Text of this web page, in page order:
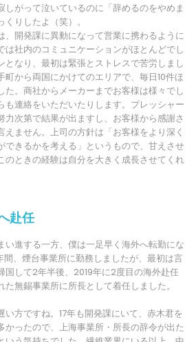
しがって泣いているのに「辞めるのをやめま
りしたよ（笑）。
、開発課に異動になって営業に携わるように
は社内のコミュニケーションがほとんどでし
となり、最初は緊張とストレスで苦労しまし
町から両国にかけてのエリアで、毎日10件ほ
た。商社からメーカーまでお客様は様々でし
も連絡をいただいたりします。プレッシャー
力次第で結果が出ますし、お客様から感謝さ
ません。上司の方針は「お客様をより深く
できるかを考える」というもので、甘えさせ
のときの経験は自分を大きく成長させてくれ
赴任
い進する一方、僕は一足早く海外へ転勤にな
間、煙台事業所に勤務しましたが、最初は言
国して2年半後、2019年に2度目の海外赴任
無錫事業所に所長として着任しました。
い方ですね。17年も開発課にいて、赤木君を
かったので、上海事業所・所長の辞令が出た